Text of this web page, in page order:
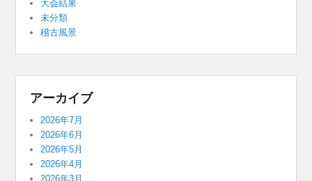
大会結果
未分類
稽古風景
アーカイブ
2026年7月
2026年6月
2026年5月
2026年4月
2026年3月